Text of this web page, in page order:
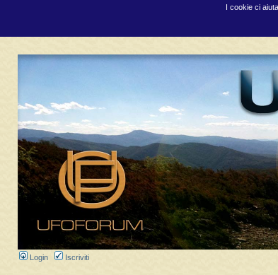
I cookie ci
Login Iscriviti